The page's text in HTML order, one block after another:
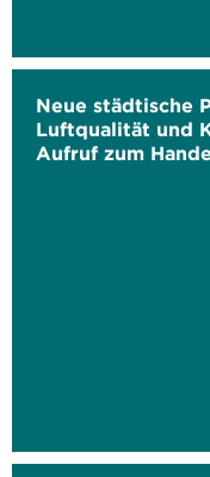
Neue städtische
Luftqualität und
Aufruf zum